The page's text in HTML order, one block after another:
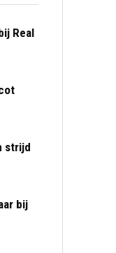
Real
strijd
bij